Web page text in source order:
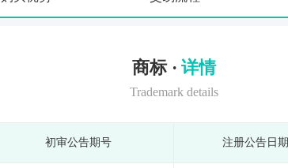
商标 · 详情
Trademark details
初审公告期号 注册公告日期